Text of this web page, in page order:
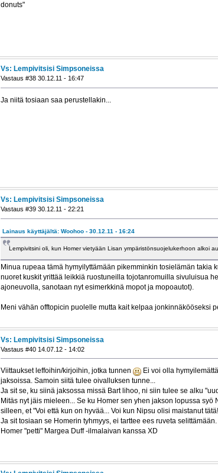
donuts"
Vs: Lempivitsisi Simpsoneissa
Vastaus #38 30.12.11 - 16:47
Ja niitä tosiaan saa perustellakin...
Vs: Lempivitsisi Simpsoneissa
Vastaus #39 30.12.11 - 22:21
Lainaus käyttäjältä: Woohoo - 30.12.11 - 16:24
Lempivitsini oli, kun Homer vietyään Lisan ympäristönsuojelukerhoon alkoi
Minua rupeaa tämä hymyilyttämään pikemminkin tosielämän takia
nuoret kuskit yrittää leikkiä ruostuneilla tojotanromuilla sivuluisua
ajoneuvolla, sanotaan nyt esimerkkinä mopot ja mopoautot).
Meni vähän offtopicin puolelle mutta kait kelpaa jonkinnäkööseksi
Vs: Lempivitsisi Simpsoneissa
Vastaus #40 14.07.12 - 14:02
Viittaukset leffoihin/kirjoihin, jotka tunnen
Ei voi olla
jaksoissa. Samoin siitä tulee oivalluksen tunne...
Ja sit se, ku siinä jaksossa missä Bart lihoo, ni siin tulee se alku
Mitäs nyt jäis mieleen... Se ku Homer sen yhen jakson lopussa syö
silleen, et "Voi että kun on hyvää... Voi kun Nipsu olisi maistanut
Ja sit tosiaan se Homerin tyhmyys, ei tarttee ees ruveta
Homer "petti" Margea Duff -ilmalaivan kanssa XD